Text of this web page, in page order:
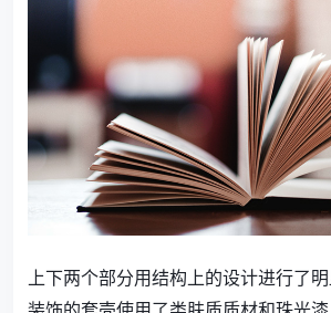
上下两个部分用结构上的设计进行了